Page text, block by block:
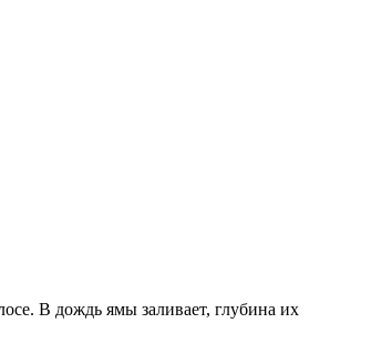
В дождь ямы заливает, глубина их